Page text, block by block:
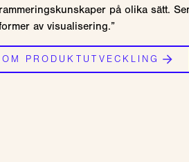
på olika sätt.
av visualisering.”
PRODUKTUTVECKLING